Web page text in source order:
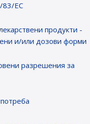
83/ЕС
продукти -
и/или дозови форми
разрешения за